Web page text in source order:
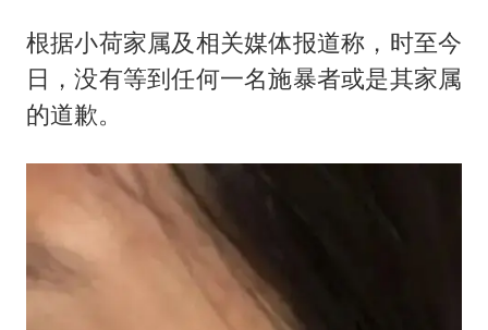
根据小荷家属及相关媒体报道称，时至今
日，没有等到任何一名施暴者或是其家属
的道歉。